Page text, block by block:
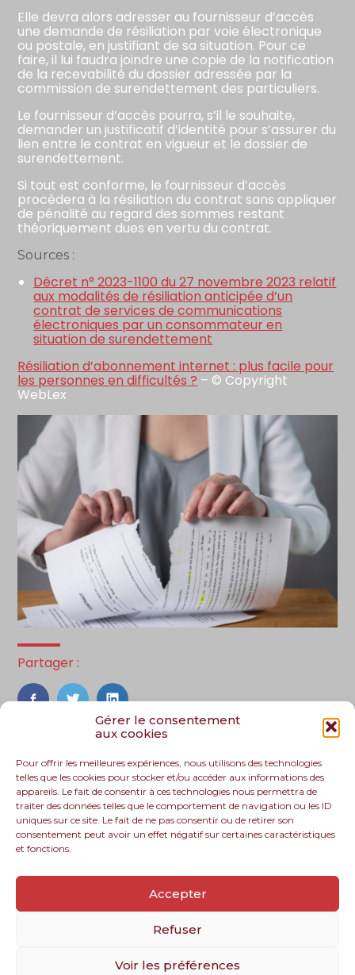
Gérer le consentement
aux cookies
Pour offrir les meilleures expériences, nous utilisons des technologies
telles que les cookies pour stocker et/ou accéder aux informations des
appareils. Le fait de consentir à ces technologies nous permettra de
traiter des données telles que le comportement de navigation ou les ID
uniques sur ce site. Le fait de ne pas consentir ou de retirer son
consentement peut avoir un effet négatif sur certaines caractéristiques
et fonctions.
Accepter
Refuser
Voir les préférences
Elle devra alors adresser au fournisseur d’accès
une demande de résiliation par voie électronique
ou postale, en justifiant de sa situation. Pour ce
faire, il lui faudra joindre une copie de la notification
de la recevabilité du dossier adressée par la
commission de surendettement des particuliers.
Le fournisseur d’accès pourra, s’il le souhaite,
demander un justificatif d’identité pour s’assurer du
lien entre le contrat en vigueur et le dossier de
surendettement.
Si tout est conforme, le fournisseur d’accès
procèdera à la résiliation du contrat sans appliquer
de pénalité au regard des sommes restant
théoriquement dues en vertu du contrat.
Sources :
Décret n° 2023-1100 du 27 novembre 2023 relatif
aux modalités de résiliation anticipée d’un
contrat de services de communications
électroniques par un consommateur en
situation de surendettement
Résiliation d’abonnement internet : plus facile pour
les personnes en difficultés ? – © Copyright
WebLex
Partager :
FaceBook
TwitterLinkedIn
Footer
PLAN DU SITE